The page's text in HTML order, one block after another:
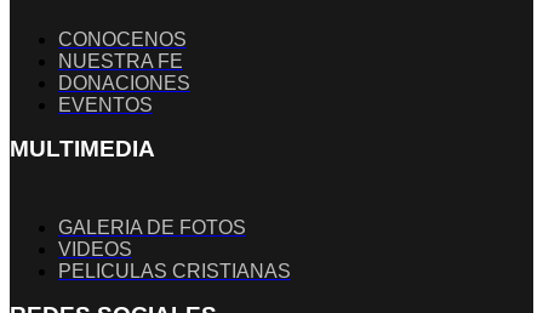
CONOCENOS
NUESTRA FE
DONACIONES
EVENTOS
MULTIMEDIA
GALERIA DE FOTOS
VIDEOS
PELICULAS CRISTIANAS